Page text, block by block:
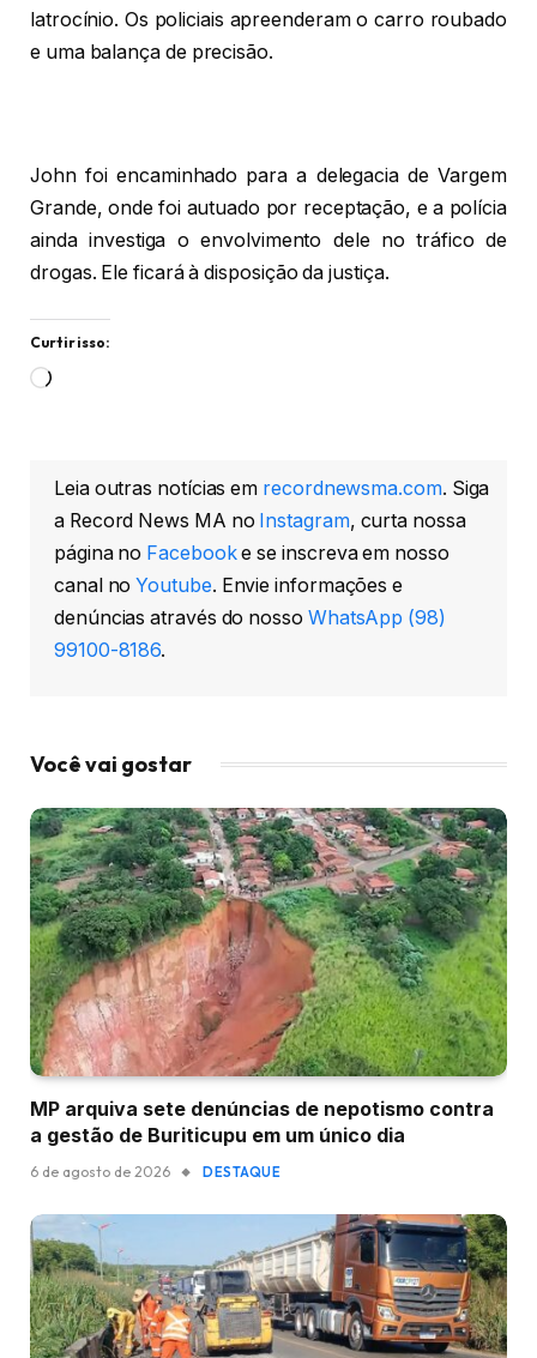
latrocínio. Os policiais apreenderam o carro roubado
e uma balança de precisão.
John foi encaminhado para a delegacia de Vargem
Grande, onde foi autuado por receptação, e a polícia
ainda investiga o envolvimento dele no tráfico de
drogas. Ele ficará à disposição da justiça.
Curtir isso:
Carregando...
Leia outras notícias em recordnewsma.com. Siga
a Record News MA no Instagram, curta nossa
página no Facebooke se inscreva em nosso
canal noYoutube. Envie informações e
denúncias através do nosso WhatsApp (98)
99100-8186.
Você vai gostar
MP arquiva sete denúncias de nepotismo contra
a gestão de Buriticupu em um único dia
6 de agosto de 2026 DESTAQUE